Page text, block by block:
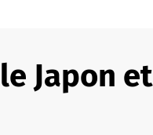
Japon et